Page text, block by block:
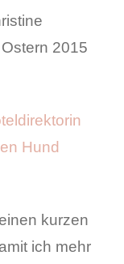
2015
kurzen
ich mehr